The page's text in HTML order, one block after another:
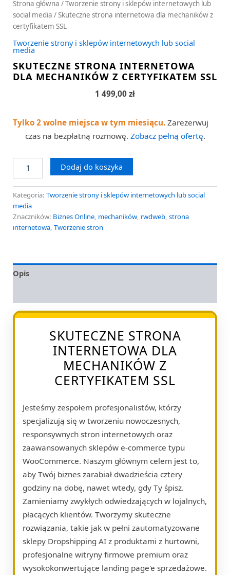
Strona główna /Tworzenie strony i sklepów internetowych lub
social media / Skuteczne strona internetowa dla mechaników z
certyfikatem SSL
Tworzenie strony i sklepów internetowych lub social
media
SKUTECZNE STRONA INTERNETOWA
DLA MECHANIKÓW Z CERTYFIKATEM SSL
1 499,00 zł
Tylko 2 wolne miejsca w tym miesiącu. Zarezerwuj
czas na bezpłatną rozmowę. Zobacz pełną ofertę.
Dodaj do koszyka
Kategoria: Tworzenie strony i sklepów internetowych lub social
media
Znaczników: Biznes Online, mechaników, rwdweb, strona
internetowa, Tworzenie stron
Opis
SKUTECZNE STRONA
INTERNETOWA DLA
MECHANIKÓW Z
CERTYFIKATEM SSL
Jesteśmy zespołem profesjonalistów, którzy
specjalizują się w tworzeniu nowoczesnych,
responsywnych stron internetowych oraz
zaawansowanych sklepów e-commerce typu
WooCommerce. Naszym głównym celem jest to,
aby Twój biznes zarabiał dwadzieścia cztery
godziny na dobę, nawet wtedy, gdy Ty śpisz.
Zamieniamy zwykłych odwiedzających w lojalnych,
płacących klientów. Tworzymy skuteczne
rozwiązania, takie jak w pełni zautomatyzowane
sklepy Dropshipping AI z produktami z hurtowni,
profesjonalne witryny firmowe premium oraz
wysokokonwertujące landing page'e sprzedażowe.